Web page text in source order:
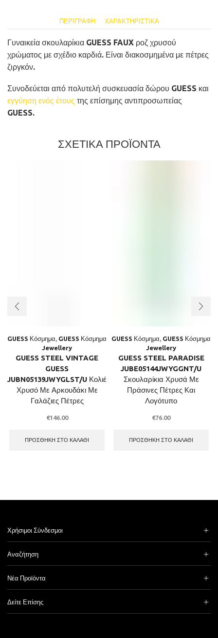
ΠΕΡΙΓΡΑΦΉ ΧΑΡΑΚΤΗΡΙΣΤΙΚΆ
Γυναικεία σκουλαρίκια GUESS FAUX ροζ χρυσού
χρώματος με σχέδιο καρδιά. Είναι διακοσμημένα με πέτρες
ζιργκόν.
Συνοδεύεται από πολυτελή συσκευασία δώρου GUESS και
εγγύηση ενός έτους της επίσημης αντιπροσωπείας
GUESS.
ΣΧΕΤΙΚΑ ΠΡΟΪΟΝΤΑ
GUESS Κόσμημα, GUESS Κόσμημα
Jewellery
GUESS STEEL VINTAGE
GUESS
JUBN05139JWYGLST/U Κολιέ
Χρυσό Με Αρκουδάκι Με
Γαλάζιες Πέτρες
€146.00
ΠΡΟΣΘΉΚΗ ΣΤΟ ΚΑΛΆΘΙ
GUESS Κόσμημα, GUESS Κόσμημα
Jewellery
GUESS STEEL PARADISE
JUBE05144JWYGGNT/U
Σκουλαρίκια Χρυσά Με
Πράσινες Πέτρες Και
Λογότυπο
€76.00
ΠΡΟΣΘΉΚΗ ΣΤΟ ΚΑΛΆΘΙ
Χρήσιμοι Σύνδεσμοι
Αναζήτηση
Νέα Προϊόντα
Δείτε Επίσης